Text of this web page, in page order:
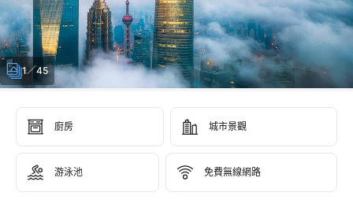
1／45
廚房 城市景觀
游泳池 免費無線網路